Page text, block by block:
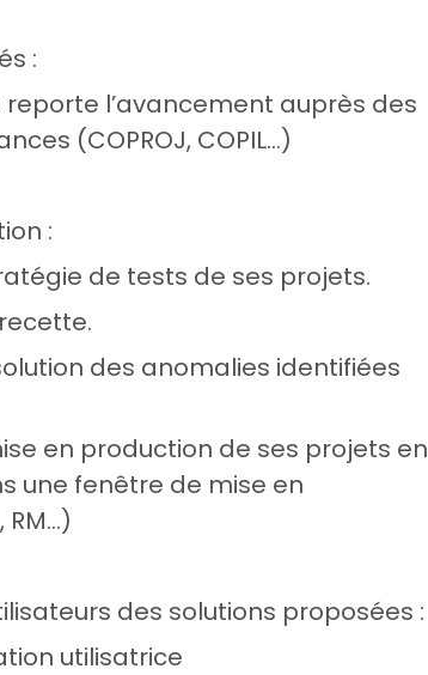
:
l’avancement auprès des
(COPROJ, COPIL…)
:
de tests de ses projets.
des anomalies identifiées
production de ses projets en
une fenêtre de mise en
RM…)
des solutions proposées :
utilisatrice